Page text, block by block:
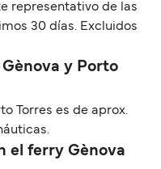
representativo de las
30 días. Excluidos
y Porto
Torres es de aprox.
el ferry Gènova